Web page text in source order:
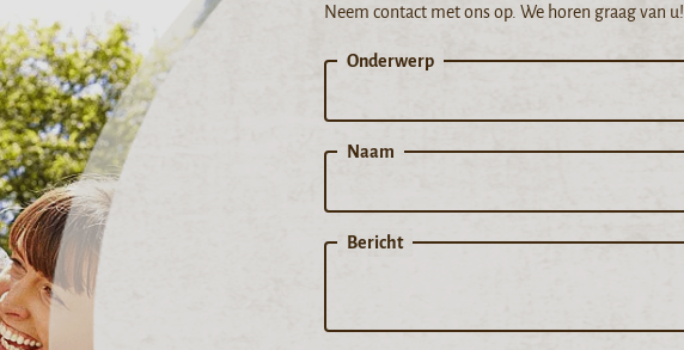
Neem contact met ons op. We horen graag van u!
Onderwerp
Naam
Bericht